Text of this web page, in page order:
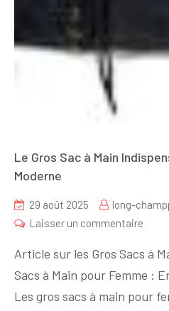
Le Gros Sac à Main
Moderne
29 août 2025 long-
Laisser un commentaire
Gros
Sac
à
Article sur les Gros Sacs à
Sacs à Main pour Femme :
Les gros sacs à main pour